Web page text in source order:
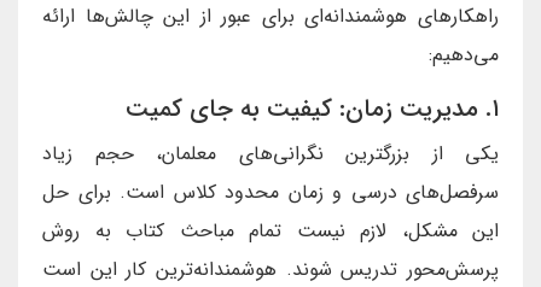
راهکارهای هوشمندانه‌ای برای عبور از این چالش‌ها ارائه
می‌دهیم:
۱. مدیریت زمان: کیفیت به جای کمیت
یکی از بزرگترین نگرانی‌های معلمان، حجم زیاد
سرفصل‌های درسی و زمان محدود کلاس است. برای حل
این مشکل، لازم نیست تمام مباحث کتاب به روش
پرسش‌محور تدریس شوند. هوشمندانه‌ترین کار این است